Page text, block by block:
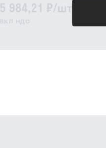
5 984,21 ₽/шт
вкл ндс